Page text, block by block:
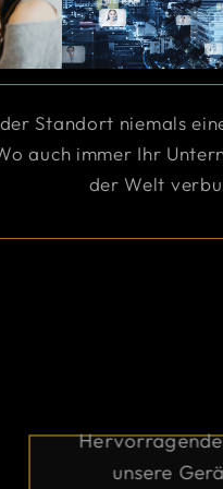
Standort niemals
auch immer Ihr
der Welt
Service, alle
wurden